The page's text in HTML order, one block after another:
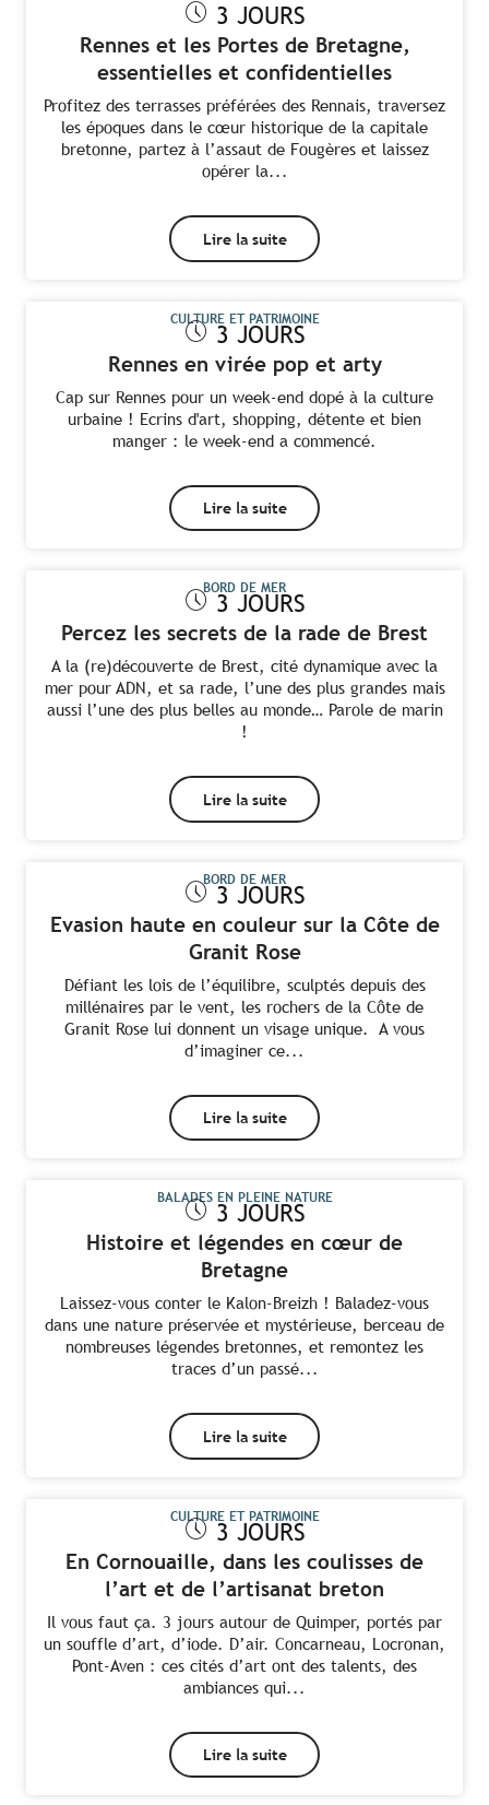
3 JOURS
Rennes et les Portes de Bretagne,
essentielles et confidentielles
Profitez des terrasses préférées des Rennais, traversez
les époques dans le cœur historique de la capitale
bretonne, partez à l’assaut de Fougères et laissez
opérer la...
Lire la suite
CULTURE ET PATRIMOINE
3 JOURS
Rennes en virée pop et arty
Cap sur Rennes pour un week-end dopé à la culture
urbaine ! Ecrins d'art, shopping, détente et bien
manger : le week-end a commencé.
Lire la suite
BORD DE MER
3 JOURS
Percez les secrets de la rade de Brest
A la (re)découverte de Brest, cité dynamique avec la
mer pour ADN, et sa rade, l’une des plus grandes mais
aussi l’une des plus belles au monde… Parole de marin
!
Lire la suite
BORD DE MER
3 JOURS
Evasion haute en couleur sur la Côte de
Granit Rose
Défiant les lois de l’équilibre, sculptés depuis des
millénaires par le vent, les rochers de la Côte de
Granit Rose lui donnent un visage unique. A vous
d’imaginer ce...
Lire la suite
BALADES EN PLEINE NATURE
3 JOURS
Histoire et légendes en cœur de
Bretagne
Laissez-vous conter le Kalon-Breizh ! Baladez-vous
dans une nature préservée et mystérieuse, berceau de
nombreuses légendes bretonnes, et remontez les
traces d’un passé...
Lire la suite
CULTURE ET PATRIMOINE
3 JOURS
En Cornouaille, dans les coulisses de
l’art et de l’artisanat breton
Il vous faut ça. 3 jours autour de Quimper, portés par
un souffle d’art, d’iode. D’air. Concarneau, Locronan,
Pont-Aven : ces cités d’art ont des talents, des
ambiances qui...
Lire la suite